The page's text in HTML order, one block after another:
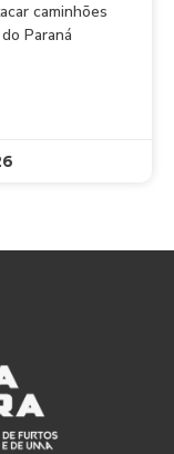
caminhões
Paraná